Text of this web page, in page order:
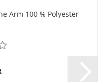
Arm 100 % Polyester